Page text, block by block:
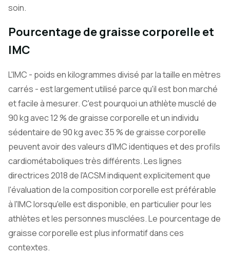
soin.
Pourcentage de graisse corporelle et
IMC
L'IMC - poids en kilogrammes divisé par la taille en mètres
carrés - est largement utilisé parce qu'il est bon marché
et facile à mesurer. C'est pourquoi un athlète musclé de
90 kg avec 12 % de graisse corporelle et un individu
sédentaire de 90 kg avec 35 % de graisse corporelle
peuvent avoir des valeurs d'IMC identiques et des profils
cardiométaboliques très différents. Les lignes
directrices 2018 de l'ACSM indiquent explicitement que
l'évaluation de la composition corporelle est préférable
à l'IMC lorsqu'elle est disponible, en particulier pour les
athlètes et les personnes musclées. Le pourcentage de
graisse corporelle est plus informatif dans ces
contextes.